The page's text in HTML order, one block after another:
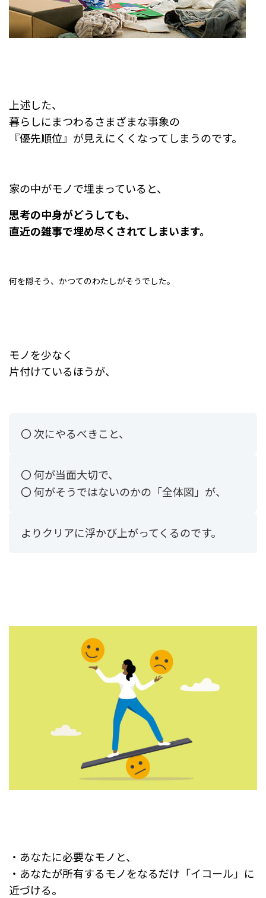
上述した、
暮らしにまつわるさまざまな事象の
『優先順位』が見えにくくなってしまうのです。
家の中がモノで埋まっていると、
思考の中身がどうしても、
直近の雑事で埋め尽くされてしまいます。
何を隠そう、かつてのわたしがそうでした。
モノを少なく
片付けているほうが、
〇 次にやるべきこと、
〇 何が当面大切で、
〇 何がそうではないのかの「全体図」が、
よりクリアに浮かび上がってくるのです。
・あなたに必要なモノと、
・あなたが所有するモノをなるだけ「イコール」に
近づける。